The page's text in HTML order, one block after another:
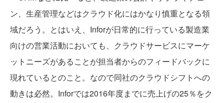
ン、生産管理などはクラウド化にはかなり慎重となる領
域だろう。とはいえ、Inforが日常的に行っている製造業
向けの営業活動においても、クラウドサービスにマーケ
ットニーズがあることが担当者からのフィードバックに
現れているとのこと。なので同社のクラウドシフトへの
動きは必然。Inforでは2016年度までに売上げの25％をク